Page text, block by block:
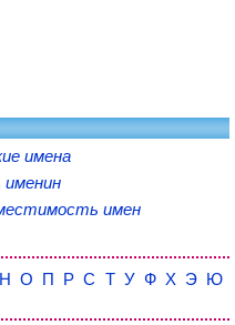
имена
именин
имен
Н О П Р С Т У Ф Х Э Ю